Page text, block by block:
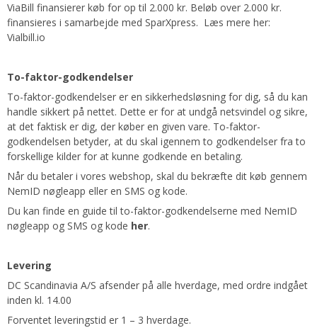
ViaBill finansierer køb for op til 2.000 kr. Beløb over 2.000 kr.
finansieres i samarbejde med SparXpress. Læs mere her:
Vialbill.io
To-faktor-godkendelser
To-faktor-godkendelser er en sikkerhedsløsning for dig, så du kan
handle sikkert på nettet. Dette er for at undgå netsvindel og sikre,
at det faktisk er dig, der køber en given vare. To-faktor-
godkendelsen betyder, at du skal igennem to godkendelser fra to
forskellige kilder for at kunne godkende en betaling.
Når du betaler i vores webshop, skal du bekræfte dit køb gennem
NemID nøgleapp eller en SMS og kode.
Du kan finde en guide til to-faktor-godkendelserne med NemID
nøgleapp og SMS og kode her.
Levering
DC Scandinavia A/S afsender på alle hverdage, med ordre indgået
inden kl. 14.00
Forventet leveringstid er 1 – 3 hverdage.